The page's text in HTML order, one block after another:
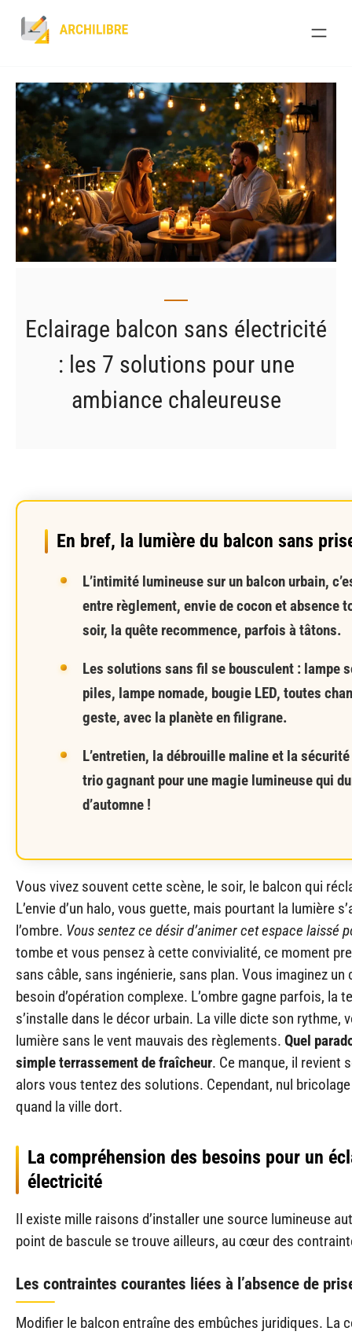
Eclairage balcon sans électricité
: les 7 solutions pour une
ambiance chaleureuse
En bref, la lumière du balcon sans
L’intimité lumineuse sur un balcon urbain,
entre règlement, envie de cocon et absence
soir, la quête recommence, parfois à tâtons.
Les solutions sans fil se bousculent : lampe
piles, lampe nomade, bougie LED, toutes
geste, avec la planète en filigrane.
L’entretien, la débrouille maline et la
trio gagnant pour une magie lumineuse qui
d’automne !
Vous vivez souvent cette scène, le soir, le balcon qui
L’envie d’un halo, vous guette, mais pourtant la lumière
l’ombre. Vous sentez ce désir d’animer cet espace laissé
tombe et vous pensez à cette convivialité, ce moment
sans câble, sans ingénierie, sans plan. Vous imaginez un
besoin d’opération complexe. L’ombre gagne parfois, la
s’installe dans le décor urbain. La ville dicte son rythme,
lumière sans le vent mauvais des règlements. Quel
simple terrassement de fraîcheur. Ce manque, il revient
alors vous tentez des solutions. Cependant, nul
quand la ville dort.
La compréhension des besoins pour un
électricité
Il existe mille raisons d’installer une source lumineuse
point de bascule se trouve ailleurs, au cœur des
Les contraintes courantes liées à l’absence de
Modifier le balcon entraîne des embûches juridiques. La